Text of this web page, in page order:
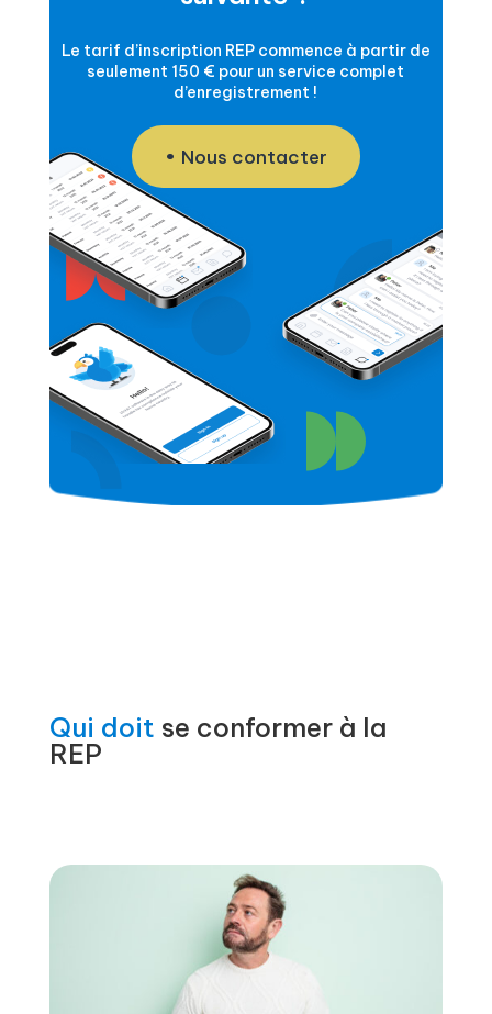
Le tarif d’inscription REP commence à partir de
seulement 150 € pour un service complet
d’enregistrement !
Nous contacter
Qui doit se conformer à la
REP